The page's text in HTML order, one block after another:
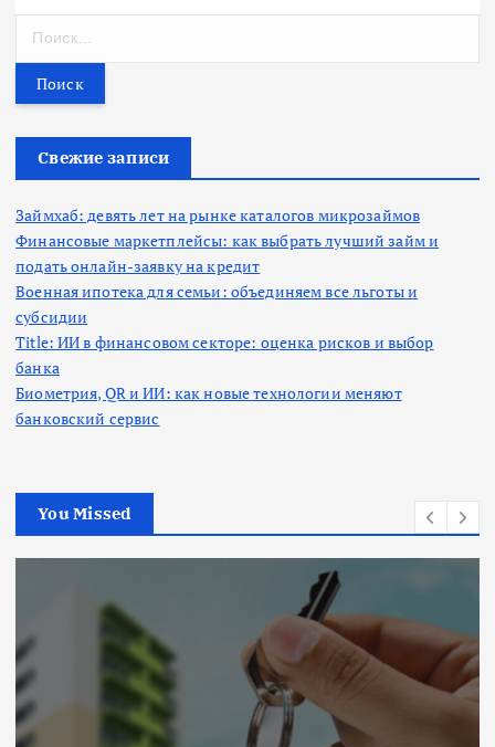
т
Свежие записи
Займхаб: девять лет на рынке каталогов микрозаймов
Финансовые маркетплейсы: как выбрать лучший займ и
подать онлайн-заявку на кредит
Военная ипотека для семьи: объединяем все льготы и
субсидии
Title: ИИ в финансовом секторе: оценка рисков и выбор
банка
Биометрия, QR и ИИ: как новые технологии меняют
банковский сервис
You Missed